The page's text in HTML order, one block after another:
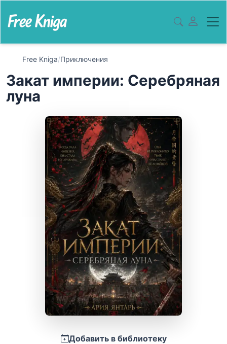
Free Kniga/Приключения
Закат империи: Серебряная
луна
Добавить в библиотеку